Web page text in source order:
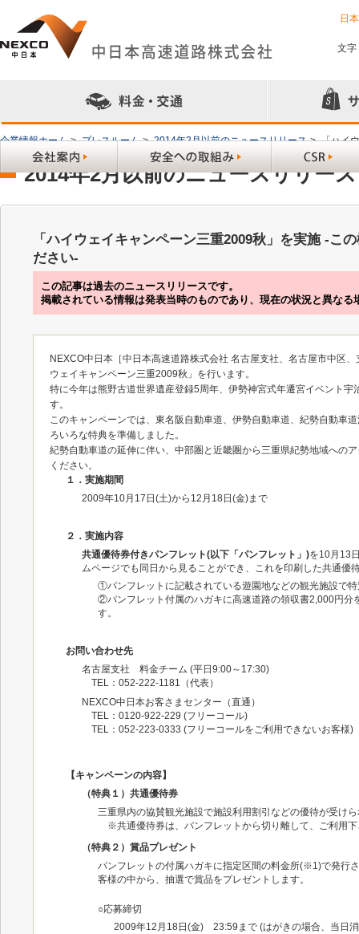
日
文字
企業情報ホーム > プレスルーム > 2014年2月以前のニュースリリース > 「ハイ
2014年2月以前のニュースリリース
「ハイウェイキャンペーン三重2009秋」を実施 -こ
ださい-
この記事は過去のニュースリリースです。
掲載されている情報は発表当時のものであり、現在の状況と異なる
NEXCO中日本［中日本高速道路株式会社 名古屋支社、名古屋市中区
ウェイキャンペーン三重2009秋」を行います。
特に今年は熊野古道世界遺産登録5周年、伊勢神宮式年遷宮イベント
す。
このキャンペーンでは、東名阪自動車道、伊勢自動車道、紀勢自動車
ろいろな特典を準備しました。
紀勢自動車道の延伸に伴い、中部圏と近畿圏から三重県紀勢地域への
ください。
１．実施期間
2009年10月17日(土)から12月18日(金)まで
２．実施内容
共通優待券付きパンフレット(以下「パンフレット」)を10月13
ムページでも同日から見ることができ、これを印刷した共通
①パンフレットに記載されている遊園地などの観光施設で
②パンフレット付属のハガキに高速道路の領収書2,000円分
す。
お問い合わせ先
名古屋支社 料金チーム (平日9:00～17:30)
TEL：052-222-1181（代表）
NEXCO中日本お客さまセンター（直通）
TEL：0120-922-229 (フリーコール)
TEL：052-223-0333 (フリーコールをご利用できないお客様)
【キャンペーンの内容】
（特典１）共通優待券
三重県内の協賛観光施設で施設利用割引などの優待が受け
※共通優待券は、パンフレットから切り離して、ご利用
（特典２）賞品プレゼント
パンフレットの付属ハガキに指定区間の料金所(※1)で発行
客様の中から、抽選で賞品をプレゼントします。
○応募締切
2009年12月18日(金) 23:59まで (はがきの場合、当日